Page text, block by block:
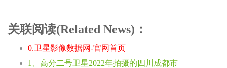
关联阅读(Related News)：
0.卫星影像数据网-官网首页
1、高分二号卫星2022年拍摄的四川成都市